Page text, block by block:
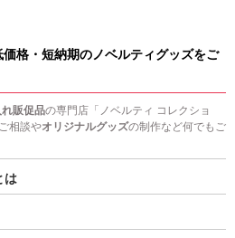
格・短納期のノベルティグッズをご
販促品の専門店「ノベルティ コレクショ
相談やオリジナルグッズの制作など何でもご
は